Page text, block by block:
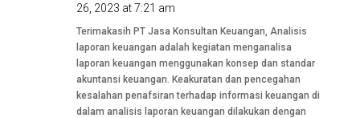
26, 2023 at 7:21 am
Terimakasih PT Jasa Konsultan Keuangan, Analisis
laporan keuangan adalah kegiatan menganalisa
laporan keuangan menggunakan konsep dan standar
akuntansi keuangan. Keakuratan dan pencegahan
kesalahan penafsiran terhadap informasi keuangan di
dalam analisis laporan keuangan dilakukan dengan